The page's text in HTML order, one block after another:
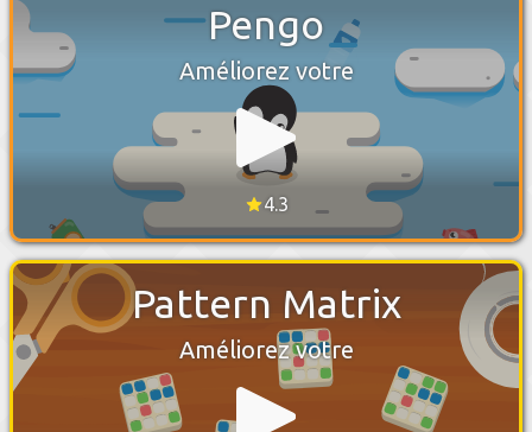
Pengo
Améliorez votre
4.3
Pattern Matrix
Améliorez votre